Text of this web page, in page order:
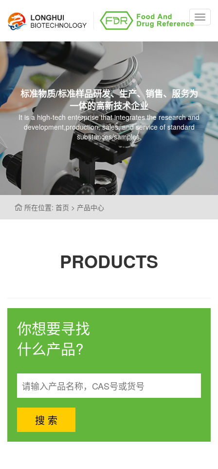
标准物质/标准样品研发、生产、销售、服务为
一体的高新技术企业
It is a high-tech enterprise that integrates the research and
development,production, sales, and service of standard
substances/samples.
所在位置: 首页 > 产品中心
PRODUCTS
你想要寻找
什么产品?